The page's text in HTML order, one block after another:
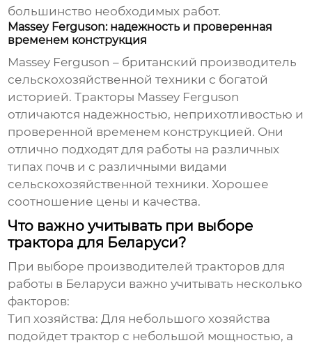
большинство необходимых работ.
Massey Ferguson: надежность и проверенная
временем конструкция
Massey Ferguson – британский производитель
сельскохозяйственной техники с богатой
историей. Тракторы Massey Ferguson
отличаются надежностью, неприхотливостью и
проверенной временем конструкцией. Они
отлично подходят для работы на различных
типах почв и с различными видами
сельскохозяйственной техники. Хорошее
соотношение цены и качества.
Что важно учитывать при выборе
трактора для Беларуси?
При выборе производителей тракторов для
работы в Беларуси важно учитывать несколько
факторов:
Тип хозяйства: Для небольшого хозяйства
подойдет трактор с небольшой мощностью, а